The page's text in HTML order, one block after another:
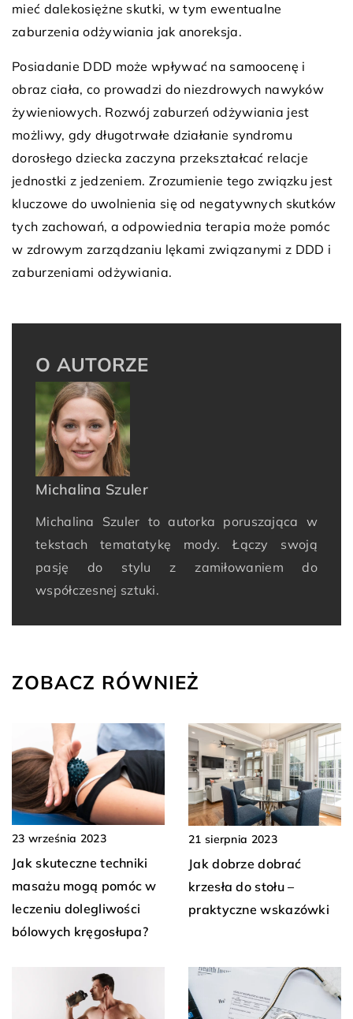
mieć dalekosiężne skutki, w tym ewentualne
zaburzenia odżywiania jak anoreksja.
Posiadanie DDD może wpływać na samoocenę i
obraz ciała, co prowadzi do niezdrowych nawyków
żywieniowych. Rozwój zaburzeń odżywiania jest
możliwy, gdy długotrwałe działanie syndromu
dorosłego dziecka zaczyna przekształcać relacje
jednostki z jedzeniem. Zrozumienie tego związku jest
kluczowe do uwolnienia się od negatywnych skutków
tych zachowań, a odpowiednia terapia może pomóc
w zdrowym zarządzaniu lękami związanymi z DDD i
zaburzeniami odżywiania.
O AUTORZE
Michalina Szuler
Michalina Szuler to autorka poruszająca w
tekstach tematatykę mody. Łączy swoją
pasję do stylu z zamiłowaniem do
współczesnej sztuki.
ZOBACZ RÓWNIEŻ
23 września 2023
Jak skuteczne techniki
masażu mogą pomóc w
leczeniu dolegliwości
bólowych kręgosłupa?
21 sierpnia 2023
Jak dobrze dobrać
krzesła do stołu –
praktyczne wskazówki